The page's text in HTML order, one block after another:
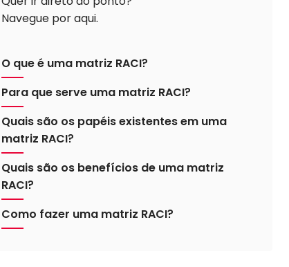
Navegue por aqui.
O que é uma matriz RACI?
Para que serve uma matriz RACI?
Quais são os papéis existentes em uma
matriz RACI?
Quais são os benefícios de uma matriz
RACI?
Como fazer uma matriz RACI?